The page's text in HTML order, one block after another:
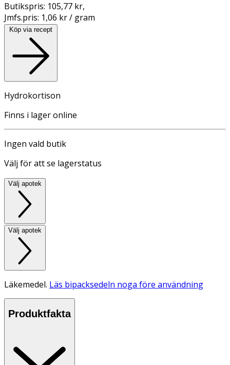
Butikspris: 105,77 kr,
Jmfs.pris: 1,06 kr / gram
Köp via recept
Hydrokortison
Finns i lager online
Ingen vald butik
Välj för att se lagerstatus
Välj apotek
Välj apotek
Läkemedel. Läs bipacksedeln noga före användning
Produktfakta